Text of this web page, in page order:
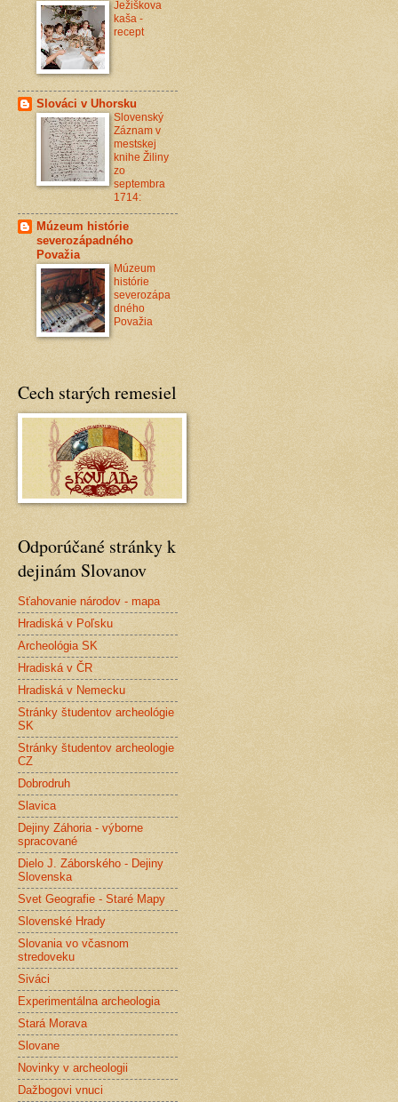
Ježiškova
kaša -
recept
Slováci v Uhorsku
Slovenský
Záznam v
mestskej
knihe Žiliny
zo
septembra
1714:
Múzeum histórie
severozápadného
Považia
Múzeum
histórie
severozápa
dného
Považia
Cech starých remesiel
Odporúčané stránky k
dejinám Slovanov
Sťahovanie národov - mapa
Hradiská v Poľsku
Archeológia SK
Hradiská v ČR
Hradiská v Nemecku
Stránky študentov archeológie
SK
Stránky študentov archeologie
CZ
Dobrodruh
Slavica
Dejiny Záhoria - výborne
spracované
Dielo J. Záborského - Dejiny
Slovenska
Svet Geografie - Staré Mapy
Slovenské Hrady
Slovania vo včasnom
stredoveku
Siváci
Experimentálna archeologia
Stará Morava
Slovane
Novinky v archeologii
Dažbogovi vnuci